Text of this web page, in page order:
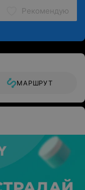
Рекомендую
МАРШРУТ